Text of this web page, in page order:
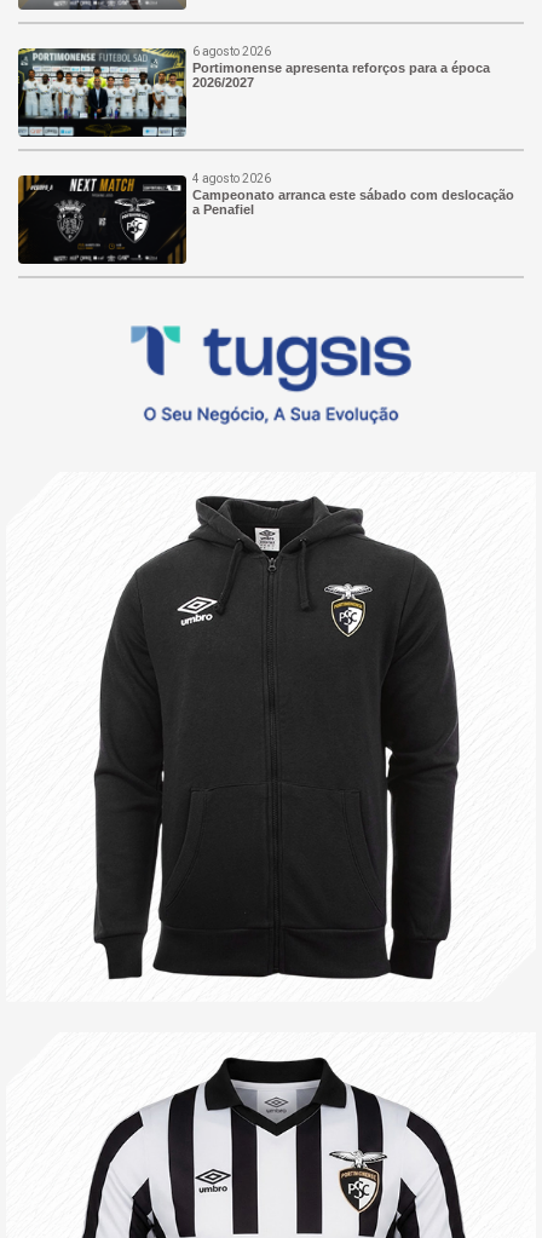
6 agosto 2026
Portimonense apresenta reforços para a época
2026/2027
4 agosto 2026
Campeonato arranca este sábado com deslocação
a Penafiel